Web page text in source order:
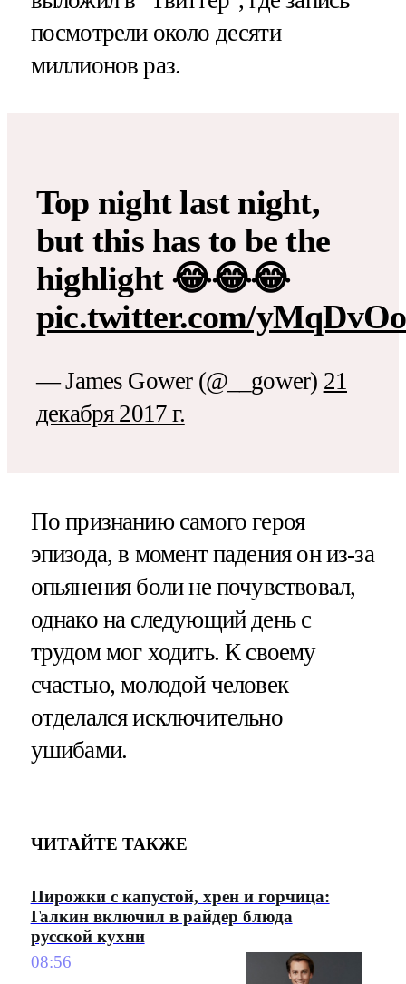
посмотрели около десяти
миллионов раз.
Top night last night,
but this has to be the
highlight 😂😂😂
pic.twitter.com/
— James Gower (@__gower) 21
декабря 2017 г.
По признанию самого героя
эпизода, в момент падения он из-за
опьянения боли не почувствовал,
однако на следующий день с
трудом мог ходить. К своему
счастью, молодой человек
отделался исключительно
ушибами.
ЧИТАЙТЕ ТАКЖЕ
Пирожки с капустой, хрен и горчица:
Галкин включил в райдер блюда
русской кухни
08:56